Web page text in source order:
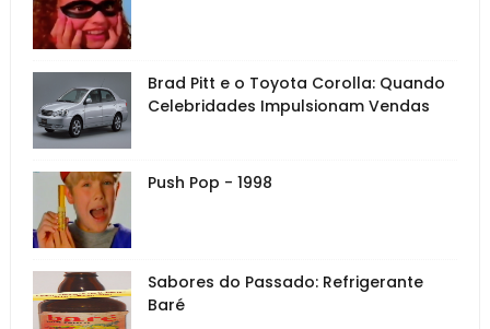
Brad Pitt e o Toyota Corolla: Quando
Celebridades Impulsionam Vendas
Push Pop - 1998
Sabores do Passado: Refrigerante
Baré